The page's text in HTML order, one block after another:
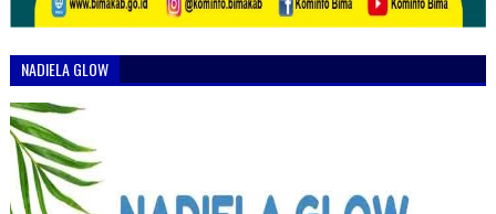
NADIELA GLOW